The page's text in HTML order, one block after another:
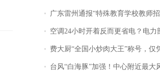
广东雷州通报“特殊教育学校教师招聘存在违规行为”：已启动问责程
空调24小时开着反而更省电？电力
费大厨“全国小炒肉大王”称号，仅凭视频评出？中国烹
台风“白海豚”加强！中心附近最大风力已达15级